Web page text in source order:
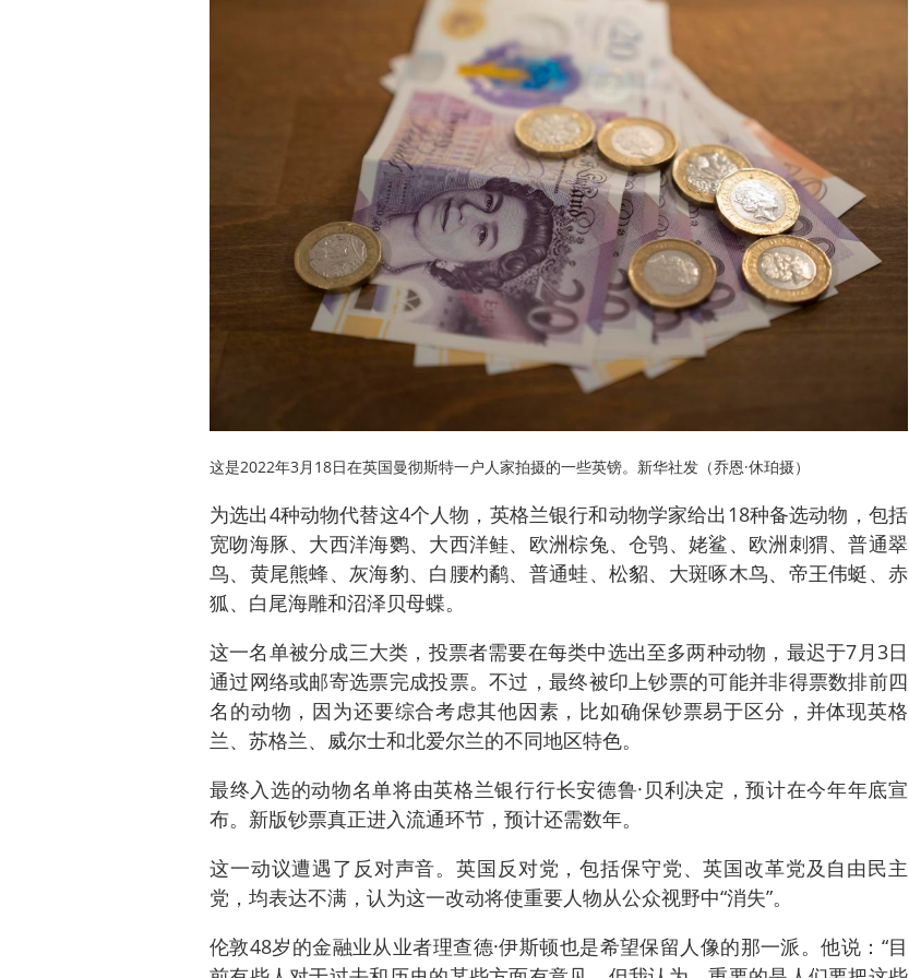
这是2022年3月18日在英国曼彻斯特一户人家拍摄的一些英镑。新华社发（乔恩·休珀摄）
为选出4种动物代替这4个人物，英格兰银行和动物学家给出18种备选动物，包括
宽吻海豚、大西洋海鹦、大西洋鲑、欧洲棕兔、仓鸮、姥鲨、欧洲刺猬、普通翠
鸟、黄尾熊蜂、灰海豹、白腰杓鹬、普通蛙、松貂、大斑啄木鸟、帝王伟蜓、赤
狐、白尾海雕和沼泽贝母蝶。
这一名单被分成三大类，投票者需要在每类中选出至多两种动物，最迟于7月3日
通过网络或邮寄选票完成投票。不过，最终被印上钞票的可能并非得票数排前四
名的动物，因为还要综合考虑其他因素，比如确保钞票易于区分，并体现英格
兰、苏格兰、威尔士和北爱尔兰的不同地区特色。
最终入选的动物名单将由英格兰银行行长安德鲁·贝利决定，预计在今年年底宣
布。新版钞票真正进入流通环节，预计还需数年。
这一动议遭遇了反对声音。英国反对党，包括保守党、英国改革党及自由民主
党，均表达不满，认为这一改动将使重要人物从公众视野中“消失”。
伦敦48岁的金融业从业者理查德·伊斯顿也是希望保留人像的那一派。他说：“目